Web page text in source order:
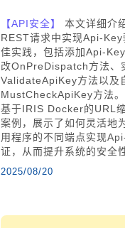
【API安全】
本文详细介
REST请求中实现Api-Key
佳实践，包括添加Api-
改OnPreDispatch方法、
ValidateApiKey方法以及
MustCheckApiKey方法
基于IRIS Docker的URL
案例，展示了如何灵活地
用程序的不同端点实现
证，从而提升系统的安全
2025/08/20